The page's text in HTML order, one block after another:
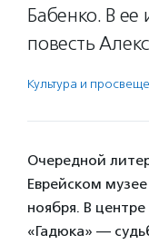
Бабенко. В ее
повесть
Культура и
Очередной
Еврейском
ноября. В
«Гадюка» —